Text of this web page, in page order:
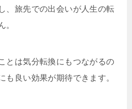
、旅先での出会いが人生の転
。
とは気分転換にもつながるの
も良い効果が期待できます。